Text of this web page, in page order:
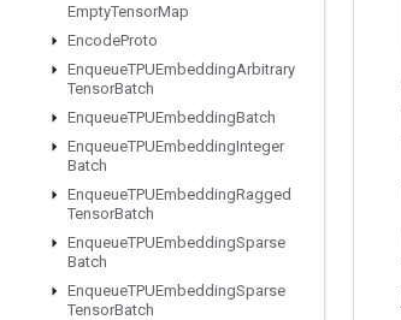
EmptyTensorMap
EncodeProto
EnqueueTPUEmbeddingArbitrary
TensorBatch
EnqueueTPUEmbeddingBatch
EnqueueTPUEmbeddingInteger
Batch
EnqueueTPUEmbeddingRagged
TensorBatch
EnqueueTPUEmbeddingSparse
Batch
EnqueueTPUEmbeddingSparse
TensorBatch